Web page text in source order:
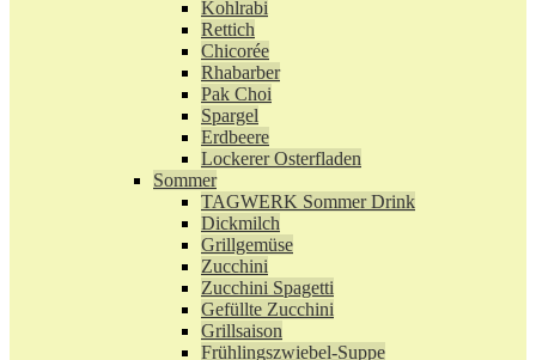
Kohlrabi
Rettich
Chicorée
Rhabarber
Pak Choi
Spargel
Erdbeere
Lockerer Osterfladen
Sommer
TAGWERK Sommer Drink
Dickmilch
Grillgemüse
Zucchini
Zucchini Spagetti
Gefüllte Zucchini
Grillsaison
Frühlingszwiebel-Suppe